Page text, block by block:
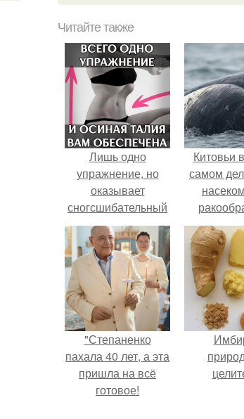
Читайте также
Лишь одно
упражнение, но
оказывает
сногсшибательный
эффект: "Осиная"
талия и плоский
живот - при этом
огромная польза
для здоровья!
Китовьи
самом
"Степаненко
пахала 40 лет, а эта
пришла на всё
готовое!